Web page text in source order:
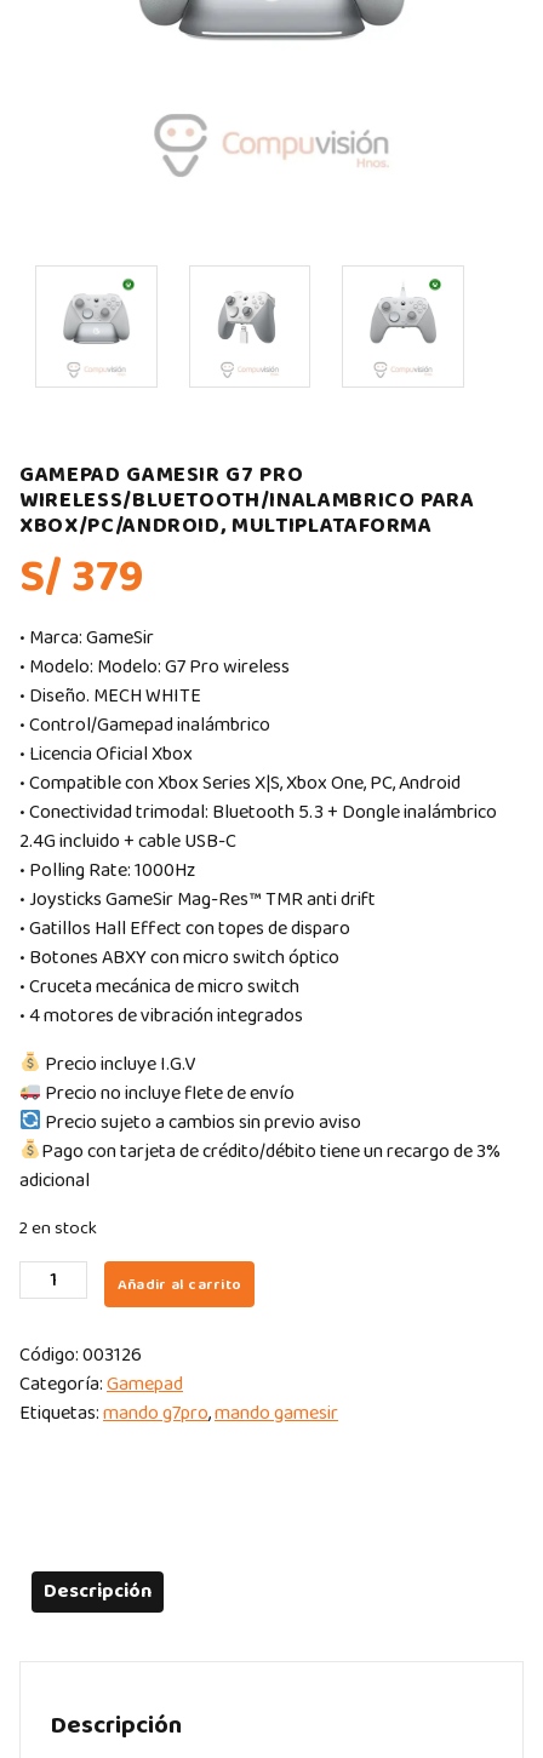
GAMEPAD GAMESIR G7 PRO
WIRELESS/BLUETOOTH/INALAMBRICO PARA
XBOX/PC/ANDROID, MULTIPLATAFORMA
S/ 379
• Marca: GameSir
• Modelo: Modelo: G7 Pro wireless
• Diseño. MECH WHITE
• Control/Gamepad inalámbrico
• Licencia Oficial Xbox
• Compatible con Xbox Series X|S, Xbox One, PC, Android
• Conectividad trimodal: Bluetooth 5.3 + Dongle inalámbrico
2.4G incluido + cable USB-C
• Polling Rate: 1000Hz
• Joysticks GameSir Mag-Res™ TMR anti drift
• Gatillos Hall Effect con topes de disparo
• Botones ABXY con micro switch óptico
• Cruceta mecánica de micro switch
• 4 motores de vibración integrados
Precio incluye I.G.V
Precio no incluye flete de envío
Precio sujeto a cambios sin previo aviso
Pago con tarjeta de crédito/débito tiene un recargo de 3%
adicional
2 en stock
GAMEPAD
GAMESIR
PRO
WIRELESS/BLUETOOTH/INALAMBRICO
PARA
Añadir al carrito
Código:003126
Categoría:Gamepad
Etiquetas:mando g7pro,mando gamesir
Descripción
Descripción